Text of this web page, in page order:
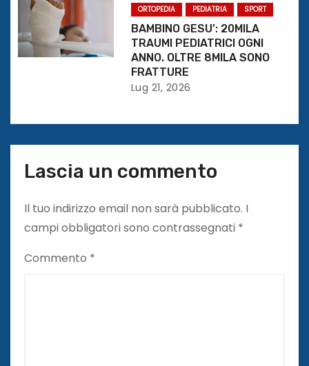
o
l
ORTOPEDIA PEDIATRIA SPORT
BAMBINO GESU’: 20MILA
TRAUMI PEDIATRICI OGNI
ANNO. OLTRE 8MILA SONO
FRATTURE
Lug 21, 2026
Lascia un commento
Il tuo indirizzo email non sarà pubblicato. I
campi obbligatori sono contrassegnati *
Commento *